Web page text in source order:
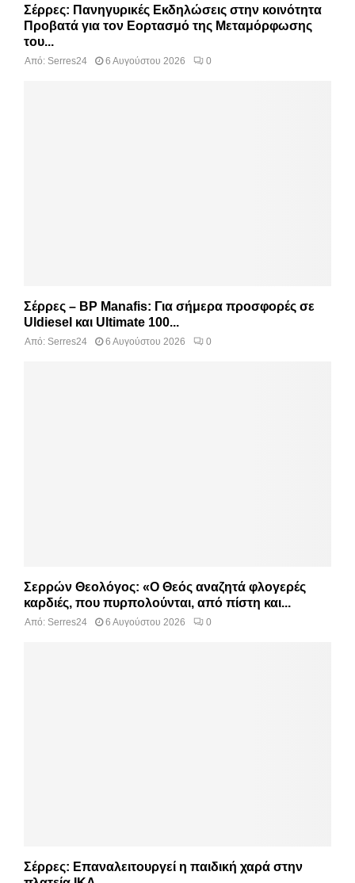
Σέρρες: Πανηγυρικές Εκδηλώσεις στην κοινότητα
Προβατά για τον Εορτασμό της Μεταμόρφωσης
του...
Από: Serres24 6 Αυγούστου 2026 0
Σέρρες – BP Manafis: Για σήμερα προσφορές σε
Uldiesel και Ultimate 100...
Από: Serres24 6 Αυγούστου 2026 0
Σερρών Θεολόγος: «Ο Θεός αναζητά φλογερές
καρδιές, που πυρπολούνται, από πίστη και...
Από: Serres24 6 Αυγούστου 2026 0
Σέρρες: Επαναλειτουργεί η παιδική χαρά στην